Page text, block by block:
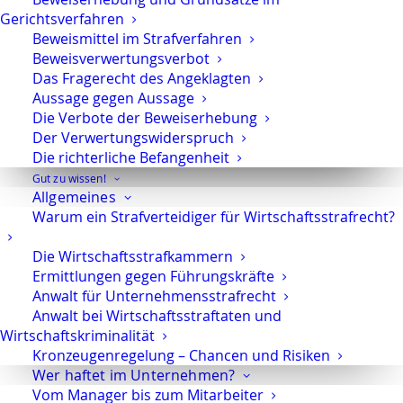
Gerichtsverfahren
Beweismittel im Strafverfahren
Beweisverwertungsverbot
Das Fragerecht des Angeklagten
Aussage gegen Aussage
Die Verbote der Beweiserhebung
Der Verwertungswiderspruch
Die richterliche Befangenheit
Gut zu wissen!
Allgemeines
Warum ein Strafverteidiger für Wirtschaftsstrafrecht?
Die Wirtschaftsstrafkammern
Ermittlungen gegen Führungskräfte
Anwalt für Unternehmensstrafrecht
Anwalt bei Wirtschaftsstraftaten und
Wirtschaftskriminalität
Kronzeugenregelung – Chancen und Risiken
Wer haftet im Unternehmen?
Vom Manager bis zum Mitarbeiter
wüsste) und eine andere Person unbefugt die Daten
verwendet.
Auch hier ist natürlich wieder
Tatbestandsvoraussetzung, dass durch diese
unbefugte Verwendung das Ergebnis eines
Datenverarbeitungsprogrammes
und somit mittelbar eine Vermögensminderung
eintritt.
Das klassische Fallbeispiel ist die Bestellung im
Online-Versandhandel unter Nutzung eines fremden
Accounts. Wenn sich eine Person mit fremden
Zugangsdaten Zugriff auf ein Account bei einem
Online-Versandhandel verschafft und dann
kostenpflichtig Waren bestellt und an eine von der